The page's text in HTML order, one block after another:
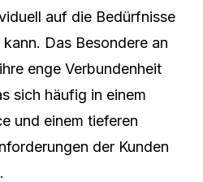
auf die Bedürfnisse
Das Besondere an
enge Verbundenheit
sich häufig in einem
und einem tieferen
der Kunden